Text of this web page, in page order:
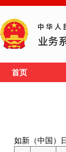
首页
如新（中国）